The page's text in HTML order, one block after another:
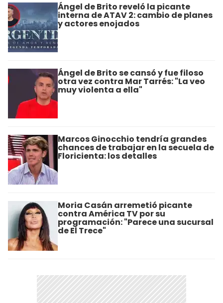
Ángel de Brito reveló la picante
interna de ATAV 2: cambio de planes
y actores enojados
Ángel de Brito se cansó y fue filoso
otra vez contra Mar Tarrés: "La veo
muy violenta a ella"
Marcos Ginocchio tendría grandes
chances de trabajar en la secuela de
Floricienta: los detalles
Moria Casán arremetió picante
contra América TV por su
programación: "Parece una sucursal
de El Trece"